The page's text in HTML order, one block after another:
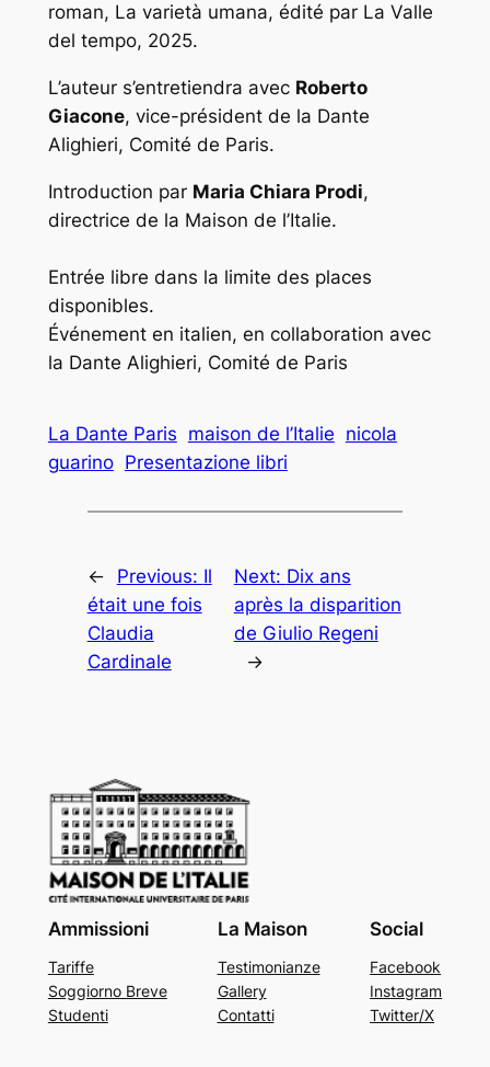
roman, La varietà umana, édité par La Valle
del tempo, 2025.
L’auteur s’entretiendra avec Roberto
Giacone, vice-président de la Dante
Alighieri, Comité de Paris.
Introduction par Maria Chiara Prodi,
directrice de la Maison de l’Italie.
Entrée libre dans la limite des places
disponibles.
Événement en italien, en collaboration avec
la Dante Alighieri, Comité de Paris
La Dante Paris maison de l’Italie nicola
guarino Presentazione libri
← Previous: Il
était une fois
Claudia
Cardinale
Next: Dix ans
après la disparition
de Giulio Regeni
→
Ammissioni
Tariffe
Soggiorno Breve
Studenti
La Maison
Testimonianze
Gallery
Contatti
Social
Facebook
Instagram
Twitter/X